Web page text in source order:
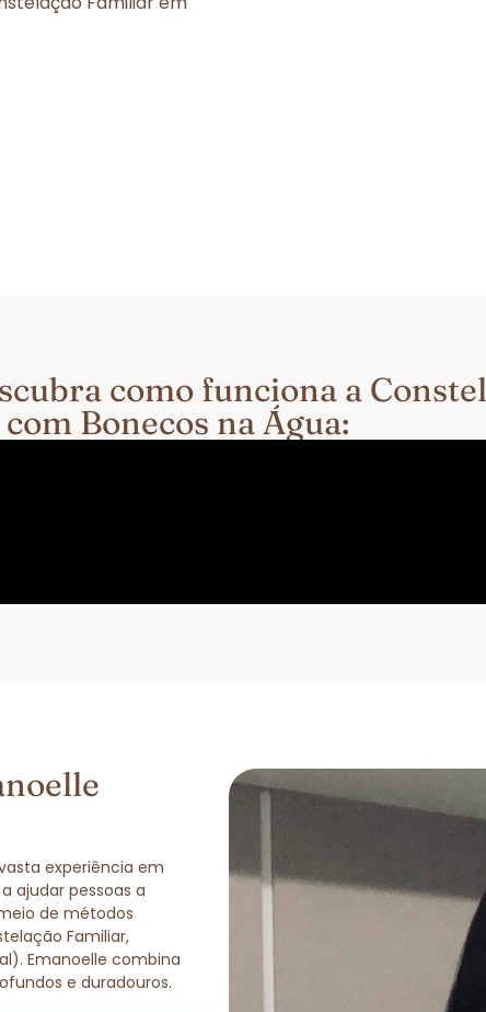
como funciona a
Bonecos na Água:
experiência em
ajudar pessoas a
de métodos
Familiar,
Emanoelle combina
e duradouros.